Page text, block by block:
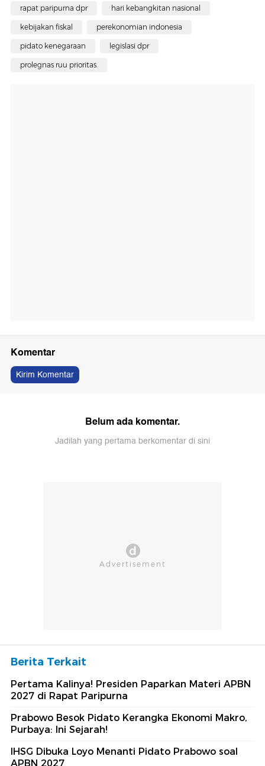
rapat paripurna dpr hari kebangkitan nasional
kebijakan fiskal perekonomian indonesia
pidato kenegaraan legislasi dpr
prolegnas ruu prioritas.
Komentar
Kirim Komentar
Belum ada komentar.
Jadilah yang pertama berkomentar di sini
Berita Terkait
Pertama Kalinya! Presiden Paparkan Materi APBN
2027 di Rapat Paripurna
Prabowo Besok Pidato Kerangka Ekonomi Makro,
Purbaya: Ini Sejarah!
IHSG Dibuka Loyo Menanti Pidato Prabowo soal
APBN 2027